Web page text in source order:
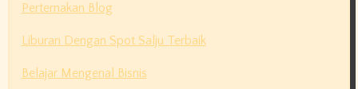
Perternakan Blog
Liburan Dengan Spot Salju Terbaik
Belajar Mengenal Bisnis